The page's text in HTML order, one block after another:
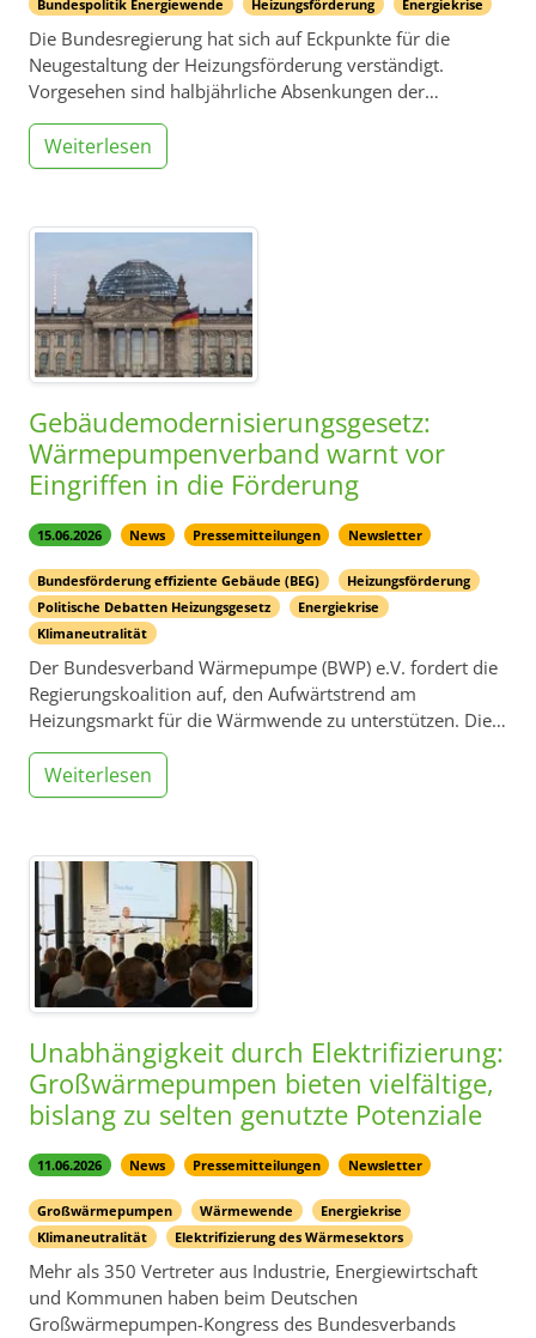
Bundespolitik Energiewende
Heizungsförderung Energiekrise
Die Bundesregierung hat sich auf Eckpunkte für die
Neugestaltung der Heizungsförderung verständigt.
Vorgesehen sind halbjährliche Absenkungen der…
Weiterlesen
Gebäudemodernisierungsgesetz:
Wärmepumpenverband warnt vor
Eingriffen in die Förderung
15.06.2026 News Pressemitteilungen Newsletter
Bundesförderung effiziente Gebäude (BEG)
Heizungsförderung
Politische Debatten Heizungsgesetz
Energiekrise
Klimaneutralität
Der Bundesverband Wärmepumpe (BWP) e.V. fordert die
Regierungskoalition auf, den Aufwärtstrend am
Heizungsmarkt für die Wärmwende zu unterstützen. Die…
Weiterlesen
Unabhängigkeit durch Elektrifizierung:
Großwärmepumpen bieten vielfältige,
bislang zu selten genutzte Potenziale
11.06.2026 News Pressemitteilungen Newsletter
Großwärmepumpen Wärmewende
Energiekrise
Klimaneutralität
Elektrifizierung des Wärmesektors
Mehr als 350 Vertreter aus Industrie, Energiewirtschaft
und Kommunen haben beim Deutschen
Großwärmepumpen-Kongress des Bundesverbands